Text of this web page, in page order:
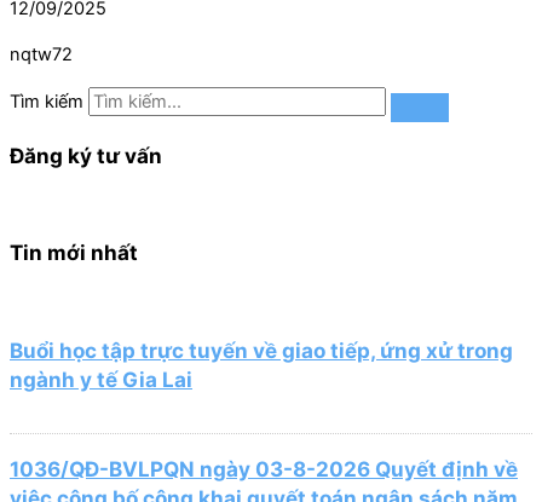
12/09/2025
nqtw72
Tìm kiếm
Đăng ký tư vấn
Tin mới nhất
Buổi học tập trực tuyến về giao tiếp, ứng xử trong
ngành y tế Gia Lai
1036/QĐ-BVLPQN ngày 03-8-2026 Quyết định về